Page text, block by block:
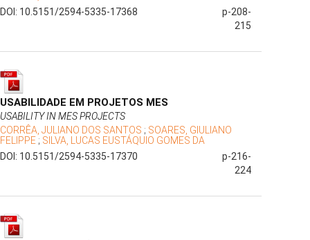
DOI: 10.5151/2594-5335-17368
p-208-
215
USABILIDADE EM PROJETOS MES
USABILITY IN MES PROJECTS
CORRÊA, JULIANO DOS SANTOS ; SOARES, GIULIANO
FELIPPE ; SILVA, LUCAS EUSTÁQUIO GOMES DA
DOI: 10.5151/2594-5335-17370
p-216-
224